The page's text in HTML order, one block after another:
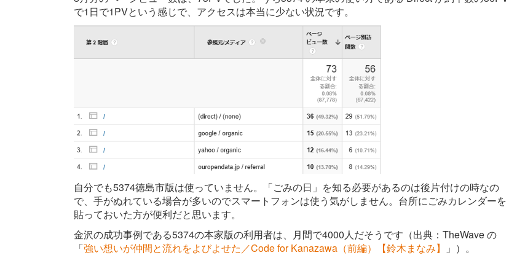
で1日で1PVという感じで、アクセスは本当に少ない状況です。
自分でも5374徳島市版は使っていません。「ごみの日」を知る必要があるのは後片付けの時なの
で、手がぬれている場合が多いのでスマートフォンは使う気がしません。台所にごみカレンダーを
貼っておいた方が便利だと思います。
金沢の成功事例である5374の本家版の利用者は、月間で4000人だそうです（出典：TheWave の
「強い想いが仲間と流れをよびよせた／Code for Kanazawa（前編）【鈴木まなみ】
」）。